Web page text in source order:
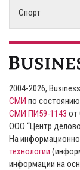
Спорт
2004-2026,
СМИ по состоянию
СМИ ПИ59-1143 от
ООО “Центр
На
технологии
информации на